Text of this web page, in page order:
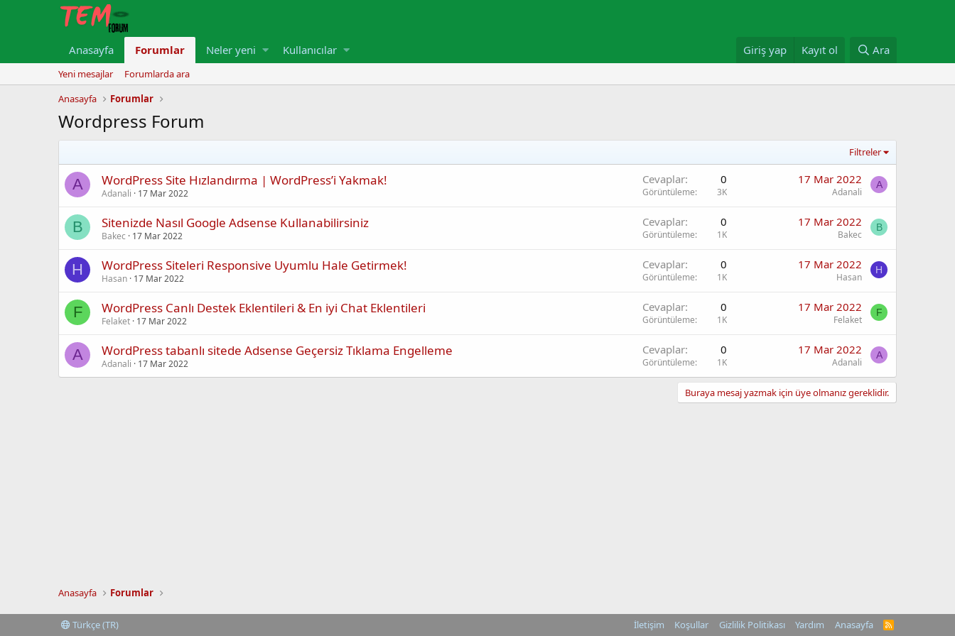
Anasayfa Forumlar Neler yeni Kullanıcılar Giriş yap Kayıt ol Ara
Yeni mesajlar
Forumlarda ara
Anasayfa
Forumlar
Wordpress Forum
Filtreler
A WordPress Site Hızlandırma | WordPress’i Yakmak!
Adanali 17 Mar 2022
Cevaplar 0
Görüntüleme 3K
17 Mar 2022
Adanali
A
B Sitenizde Nasıl Google Adsense Kullanabilirsiniz
Bakec 17 Mar 2022
Cevaplar 0
Görüntüleme 1K
17 Mar 2022
Bakec
B
H WordPress Siteleri Responsive Uyumlu Hale Getirmek!
Hasan 17 Mar 2022
Cevaplar 0
Görüntüleme 1K
17 Mar 2022
Hasan
H
F WordPress Canlı Destek Eklentileri & En iyi Chat Eklentileri
Felaket 17 Mar 2022
Cevaplar 0
Görüntüleme 1K
17 Mar 2022
Felaket
F
A WordPress tabanlı sitede Adsense Geçersiz Tıklama Engelleme
Adanali 17 Mar 2022
Cevaplar 0
Görüntüleme 1K
17 Mar 2022
Adanali
A
Buraya mesaj yazmak için üye olmanız gereklidir.
Anasayfa Forumlar
Türkçe (TR) İletişim Koşullar Gizlilik Politikası Yardım Anasayfa
R